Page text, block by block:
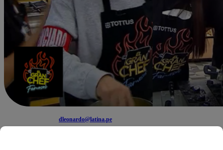
dleonardo@latina.pe